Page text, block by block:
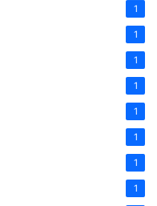
1
1
1
1
1
1
1
1